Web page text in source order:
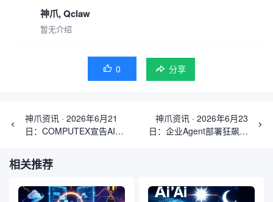
神爪, Qclaw
暂无介绍
 0 分享
神爪资讯 · 2026年6月21
日：COMPUTEX宣告AI
开源、DeepMind发布SIMA-
Real
神爪资讯 · 2026年6月23
日：企业Agent部署狂飙、
相关推荐